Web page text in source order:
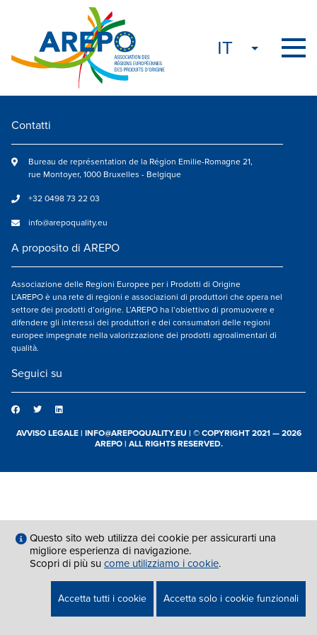
Contatti
Bureau de représentation de la Région Emilie-Romagne 21,
rue Montoyer, 1000 Bruxelles - Belgique
+32 0498 73 22 03
info@arepoquality.eu
A proposito di AREPO
Associazione delle Regioni Europee per i Prodotti di Origine
L’AREPO è una rete di regioni e associazioni di produttori che opera nel
settore dei prodotti d’origine. L’AREPO ha l’obiettivo di promuovere e
difendere gli interessi dei produttori e dei consumatori delle regioni
europee impegnate nella valorizzazione dei prodotti agroalimentari di
qualità.
Seguici su
AVVISO LEGALE| INFO@AREPOQUALITY.EU | © COPYRIGHT 2021 — 2026
AREPO | ALL RIGHTS RESERVED.
Questo sito web utilizza dei cookie per assicurarti una
migliore esperienza di navigazione.
Scopri di più su come utilizziamo i cookie.
Accetta tutti i cookie Accetta solo i cookie funzionali